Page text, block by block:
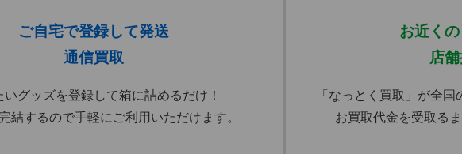
ご自宅で登録して発送
通信買取
いグッズを登録して箱に詰めるだけ！
結するので手軽にご利用いただけます。
お近く
店
「なっとく買取」が全
お買取代金を受取る